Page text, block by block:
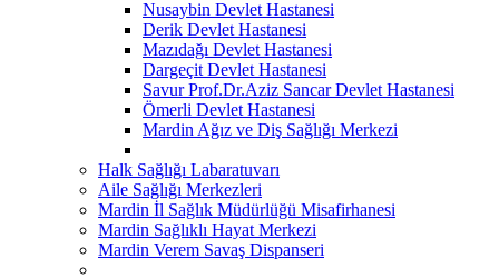
Nusaybin Devlet Hastanesi
Derik Devlet Hastanesi
Mazıdağı Devlet Hastanesi
Dargeçit Devlet Hastanesi
Savur Prof.Dr.Aziz Sancar Devlet Hastanesi
Ömerli Devlet Hastanesi
Mardin Ağız ve Diş Sağlığı Merkezi
Halk Sağlığı Labaratuvarı
Aile Sağlığı Merkezleri
Mardin İl Sağlık Müdürlüğü Misafirhanesi
Mardin Sağlıklı Hayat Merkezi
Mardin Verem Savaş Dispanseri